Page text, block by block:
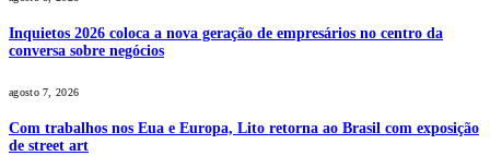
Inquietos 2026 coloca a nova geração de empresários no centro da
conversa sobre negócios
agosto 7, 2026
Com trabalhos nos Eua e Europa, Lito retorna ao Brasil com exposição
de street art